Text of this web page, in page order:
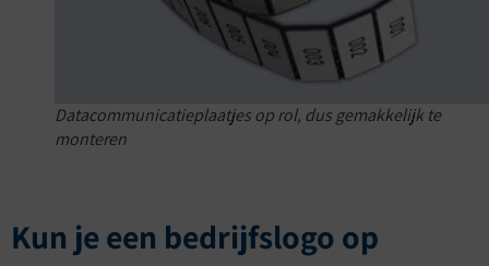
Datacommunicatieplaatjes op rol, dus gemakkelijk te
monteren
Kun je een bedrijfslogo op